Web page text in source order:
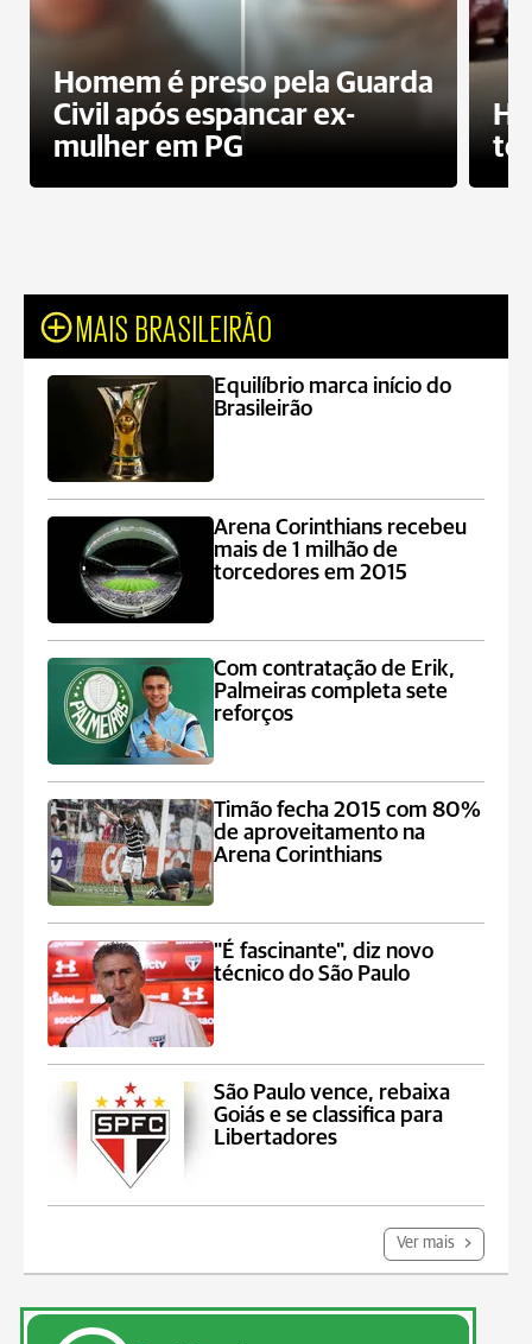
Homem é preso pela Guarda
Civil após espancar ex-
mulher em PG
MAIS BRASILEIRÃO
Equilíbrio marca início do
Brasileirão
Arena Corinthians recebeu
mais de 1 milhão de
torcedores em 2015
Com contratação de Erik,
Palmeiras completa sete
reforços
Timão fecha 2015 com 80%
de aproveitamento na
Arena Corinthians
"É fascinante", diz novo
técnico do São Paulo
São Paulo vence, rebaixa
Goiás e se classifica para
Libertadores
Ver mais